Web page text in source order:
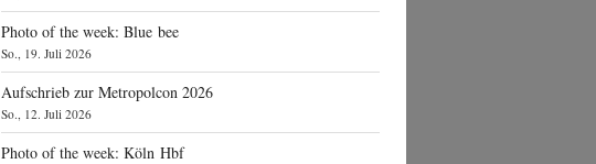
Photo of the week: Blue bee
So., 19. Juli 2026
Aufschrieb zur Metropolcon 2026
So., 12. Juli 2026
Photo of the week: Köln Hbf